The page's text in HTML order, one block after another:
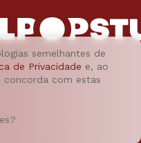
semelhantes de
de Privacidade e, ao
concorda com estas